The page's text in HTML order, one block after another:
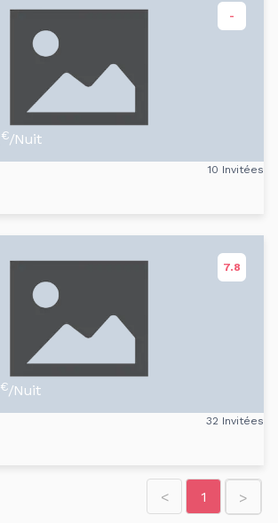
-
€/Nuit
10 Invitées
7.8
€/Nuit
32 Invitées
< 1 >